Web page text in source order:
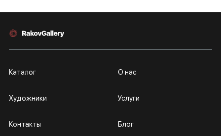
Каталог
Художники
Контакты
О нас
Услуги
Блог